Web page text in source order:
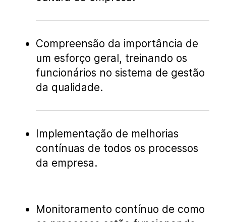
Compreensão da importância de
um esforço geral, treinando os
funcionários no sistema de gestão
da qualidade.
Implementação de melhorias
contínuas de todos os processos
da empresa.
Monitoramento contínuo de como